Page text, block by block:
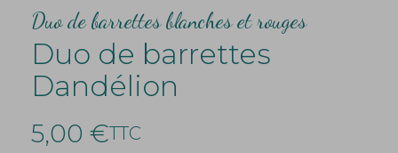
Duo de barrettes blanches et rouges
Duo de barrettes
Dandélion
5,00 €TTC